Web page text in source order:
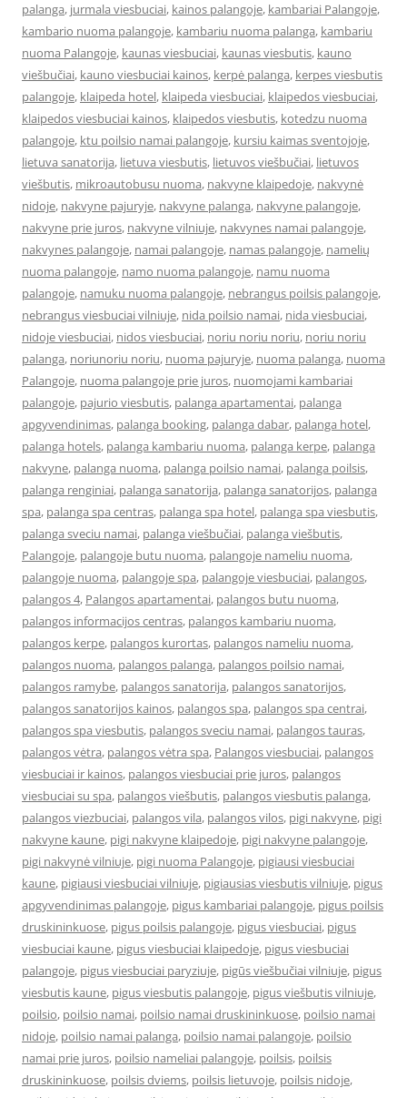
palanga, jurmala viesbuciai, kainos palangoje, kambariai Palangoje,
kambario nuoma palangoje, kambariu nuoma palanga, kambariu
nuoma Palangoje, kaunas viesbuciai, kaunas viesbutis, kauno
viešbučiai, kauno viesbuciai kainos, kerpė palanga, kerpes viesbutis
palangoje, klaipeda hotel, klaipeda viesbuciai, klaipedos viesbuciai,
klaipedos viesbuciai kainos, klaipedos viesbutis, kotedzu nuoma
palangoje, ktu poilsio namai palangoje, kursiu kaimas sventojoje,
lietuva sanatorija, lietuva viesbutis, lietuvos viešbučiai, lietuvos
viešbutis, mikroautobusu nuoma, nakvyne klaipedoje, nakvynė
nidoje, nakvyne pajuryje, nakvyne palanga, nakvyne palangoje,
nakvyne prie juros, nakvyne vilniuje, nakvynes namai palangoje,
nakvynes palangoje, namai palangoje, namas palangoje, namelių
nuoma palangoje, namo nuoma palangoje, namu nuoma
palangoje, namuku nuoma palangoje, nebrangus poilsis palangoje,
nebrangus viesbuciai vilniuje, nida poilsio namai, nida viesbuciai,
nidoje viesbuciai, nidos viesbuciai, noriu noriu noriu, noriu noriu
palanga, noriunoriu noriu, nuoma pajuryje, nuoma palanga, nuoma
Palangoje, nuoma palangoje prie juros, nuomojami kambariai
palangoje, pajurio viesbutis, palanga apartamentai, palanga
apgyvendinimas, palanga booking, palanga dabar, palanga hotel,
palanga hotels, palanga kambariu nuoma, palanga kerpe, palanga
nakvyne, palanga nuoma, palanga poilsio namai, palanga poilsis,
palanga renginiai, palanga sanatorija, palanga sanatorijos, palanga
spa, palanga spa centras, palanga spa hotel, palanga spa viesbutis,
palanga sveciu namai, palanga viešbučiai, palanga viešbutis,
Palangoje, palangoje butu nuoma, palangoje nameliu nuoma,
palangoje nuoma, palangoje spa, palangoje viesbuciai, palangos,
palangos 4, Palangos apartamentai, palangos butu nuoma,
palangos informacijos centras, palangos kambariu nuoma,
palangos kerpe, palangos kurortas, palangos nameliu nuoma,
palangos nuoma, palangos palanga, palangos poilsio namai,
palangos ramybe, palangos sanatorija, palangos sanatorijos,
palangos sanatorijos kainos, palangos spa, palangos spa centrai,
palangos spa viesbutis, palangos sveciu namai, palangos tauras,
palangos vėtra, palangos vėtra spa, Palangos viesbuciai, palangos
viesbuciai ir kainos, palangos viesbuciai prie juros, palangos
viesbuciai su spa, palangos viešbutis, palangos viesbutis palanga,
palangos viezbuciai, palangos vila, palangos vilos, pigi nakvyne, pigi
nakvyne kaune, pigi nakvyne klaipedoje, pigi nakvyne palangoje,
pigi nakvynė vilniuje, pigi nuoma Palangoje, pigiausi viesbuciai
kaune, pigiausi viesbuciai vilniuje, pigiausias viesbutis vilniuje, pigus
apgyvendinimas palangoje, pigus kambariai palangoje, pigus poilsis
druskininkuose, pigus poilsis palangoje, pigus viesbuciai, pigus
viesbuciai kaune, pigus viesbuciai klaipedoje, pigus viesbuciai
palangoje, pigus viesbuciai paryziuje, pigūs viešbučiai vilniuje, pigus
viesbutis kaune, pigus viesbutis palangoje, pigus viešbutis vilniuje,
poilsio, poilsio namai, poilsio namai druskininkuose, poilsio namai
nidoje, poilsio namai palanga, poilsio namai palangoje, poilsio
namai prie juros, poilsio nameliai palangoje, poilsis, poilsis
druskininkuose, poilsis dviems, poilsis lietuvoje, poilsis nidoje,